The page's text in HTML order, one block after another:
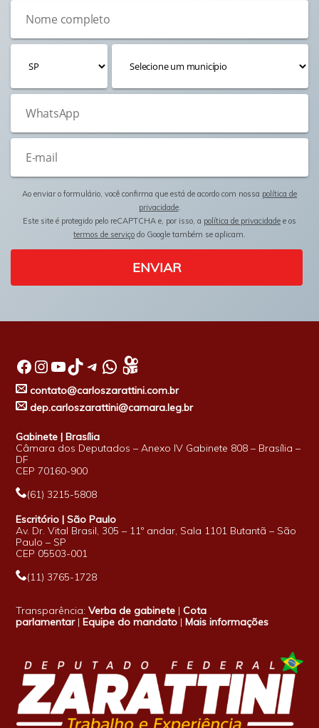
Ao enviar o formulário, você confirma que está de acordo com nossa política de
privacidade.
Este site é protegido pelo reCAPTCHA e, por isso, a política de privacidade e os
termos de serviço do Google também se aplicam.
ENVIAR
Facebook InstagramYoutube TikTok Telegram WhatsApp
contato@carloszarattini.com.br
dep.carloszarattini@camara.leg.br
Gabinete | Brasília
Câmara dos Deputados – Anexo IV Gabinete 808 – Brasília –
DF
CEP 70160-900
(61) 3215-5808
Escritório | São Paulo
Av. Dr. Vital Brasil, 305 – 11º andar, Sala 1101 Butantã – São
Paulo – SP
CEP 05503-001
(11) 3765-1728
Transparência:Verba de gabinete |Cota
parlamentar|Equipe do mandato |Mais informações